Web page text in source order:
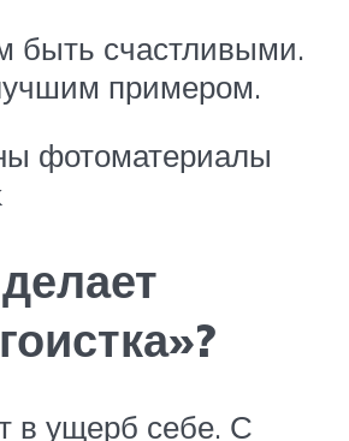
быть счастливыми.
примером.
фотоматериалы
в ущерб себе. С